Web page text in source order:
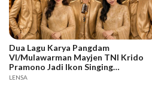
Dua Lagu Karya Pangdam
VI/Mulawarman Mayjen TNI Krido
Pramono Jadi Ikon Singing
Competition HUT Ke-81 RI
LENSA